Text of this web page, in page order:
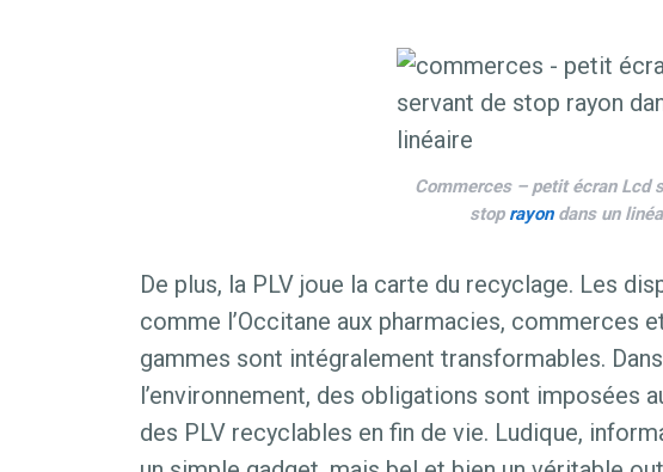
Commerces – petit écran Lcd
stop rayondans un
De plus, la PLV joue la carte du recyclage. Les
comme l’Occitane aux pharmacies, commerces
gammes sont intégralement transformables.
l’environnement, des obligations sont imposées
des PLV recyclables en fin de vie. Ludique,